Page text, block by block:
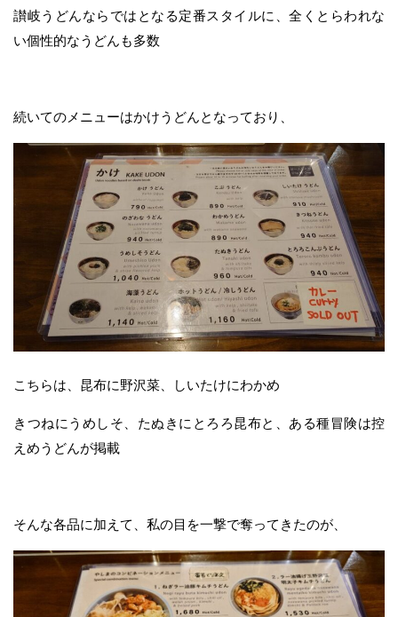
讃岐うどんならではとなる定番スタイルに、全くとらわれな
い個性的なうどんも多数
続いてのメニューはかけうどんとなっており、
こちらは、昆布に野沢菜、しいたけにわかめ
きつねにうめしそ、たぬきにとろろ昆布と、ある種冒険は控
えめうどんが掲載
そんな各品に加えて、私の目を一撃で奪ってきたのが、